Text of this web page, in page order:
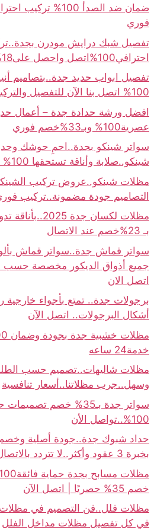
فوري
تفصيل شبك درايش مودرن
احترافي100%اتصل واحصل على18%خصم فوري
تفصيل ابواب حديد جدة..بتصاميم
100% اتصل بنا الآن للتفصيل والتركيب
افضل ورشة حدادة جدة – أعمال
عصرية100% وبـ33%خصم فوري
سواتر شينكو بجدة..احمِ حوشك
شينكو..صلابة وأناقة تستحقها 100% اتصل الان
التصاميم جودة مضمونة..تركيب
مظلات لكسان جدة
بـ 23%خصم عند الاتصال
سواتر قماش جدة..سواتر قماش
اتصل الان
برجولات جدة.. تمتع بأجواء خارجية
أشكال البرجولات.. اتصل الآن
خدمة24 ساعه
مظلات شاليهات..تصميم حسب
وسهل..جرب مظلاتنا..أسعار تنافسية
سواتر جدة بـ35% خصم
100%..تواصل الأن
بخبرة 3 عقود وأكثر..لا تتردد بالاتصال
خصم 35% حصريًا | اتصل الآن
مظلات فلل..فن التصميم في مظلات
في كل تفصيل مظلات مداخل الفلل